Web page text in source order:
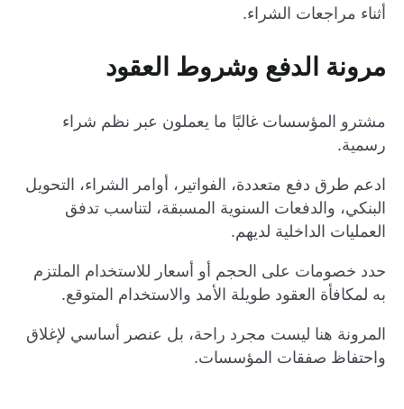
أثناء مراجعات الشراء.
مرونة الدفع وشروط العقود
مشترو المؤسسات غالبًا ما يعملون عبر نظم شراء
رسمية.
ادعم طرق دفع متعددة، الفواتير، أوامر الشراء، التحويل
البنكي، والدفعات السنوية المسبقة، لتناسب تدفق
العمليات الداخلية لديهم.
حدد خصومات على الحجم أو أسعار للاستخدام الملتزم
به لمكافأة العقود طويلة الأمد والاستخدام المتوقع.
المرونة هنا ليست مجرد راحة، بل عنصر أساسي لإغلاق
واحتفاظ صفقات المؤسسات.